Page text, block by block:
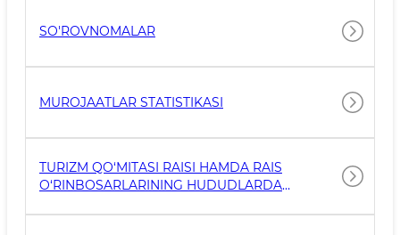
SO'ROVNOMALAR
MUROJAATLAR STATISTIKASI
TURIZM QO‘MITASI RAISI HAMDA RAIS
O‘RINBOSARLARINING HUDUDLARDA
REJA-JADVALI